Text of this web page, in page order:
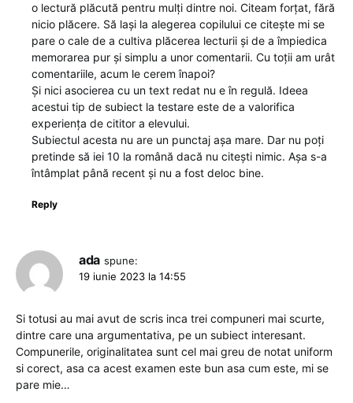
o lectură plăcută pentru mulți dintre noi. Citeam forțat, fără
nicio plăcere. Să lași la alegerea copilului ce citește mi se
pare o cale de a cultiva plăcerea lecturii și de a împiedica
memorarea pur și simplu a unor comentarii. Cu toții am urât
comentariile, acum le cerem înapoi?
Și nici asocierea cu un text redat nu e în regulă. Ideea
acestui tip de subiect la testare este de a valorifica
experiența de cititor a elevului.
Subiectul acesta nu are un punctaj așa mare. Dar nu poți
pretinde să iei 10 la română dacă nu citești nimic. Așa s-a
întâmplat până recent și nu a fost deloc bine.
Reply
ada spune:
19 iunie 2023 la 14:55
Si totusi au mai avut de scris inca trei compuneri mai scurte,
dintre care una argumentativa, pe un subiect interesant.
Compunerile, originalitatea sunt cel mai greu de notat uniform
si corect, asa ca acest examen este bun asa cum este, mi se
pare mie…